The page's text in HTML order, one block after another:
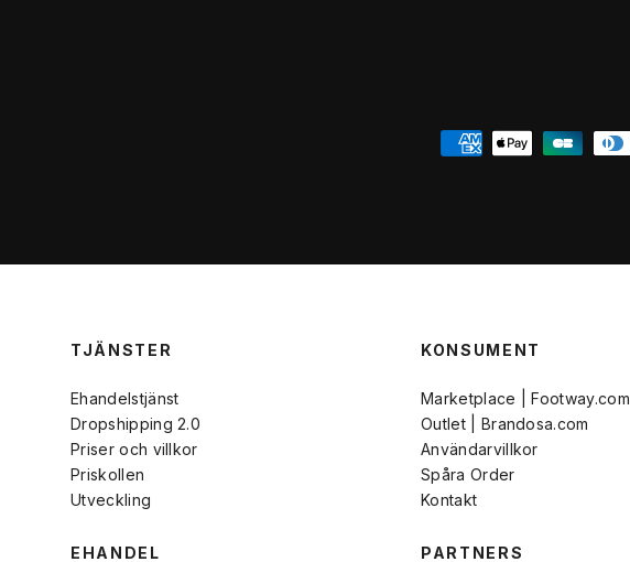
TJÄNSTER
Ehandelstjänst
Dropshipping 2.0
Priser och villkor
Priskollen
Utveckling
KONSUMENT
Marketplace | Footway.com
Outlet | Brandosa.com
Användarvillkor
Spåra Order
Kontakt
EHANDEL PARTNERS